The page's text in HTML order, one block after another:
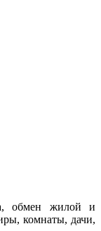
обмен жилой и
комнаты, дачи,